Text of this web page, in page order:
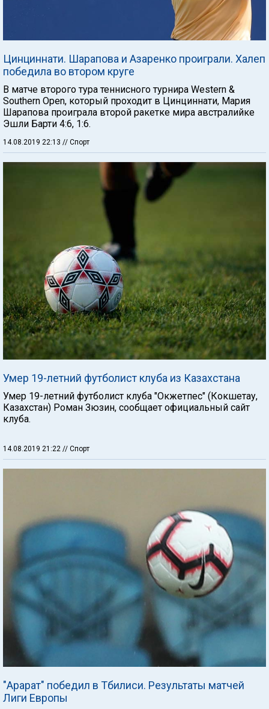
Цинциннати. Шарапова и Азаренко проиграли. Халеп
победила во втором круге
В матче второго тура теннисного турнира Western &
Southern Open, который проходит в Цинциннати, Мария
Шарапова проиграла второй ракетке мира австралийке
Эшли Барти 4:6, 1:6.
14.08.2019 22:13 // Спорт
Умер 19-летний футболист клуба из Казахстана
Умер 19-летний футболист клуба "Окжетпес" (Кокшетау,
Казахстан) Роман Зюзин, сообщает официальный сайт
клуба.
14.08.2019 21:22 // Спорт
"Арарат" победил в Тбилиси. Результаты матчей
Лиги Европы